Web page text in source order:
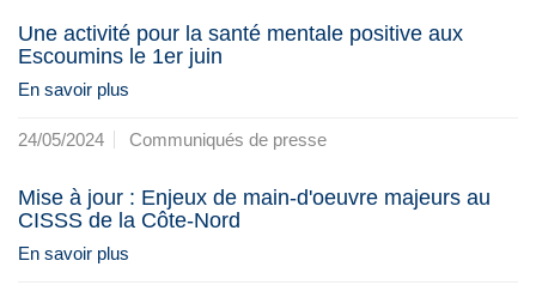
Une activité pour la santé mentale positive aux
Escoumins le 1er juin
En savoir plus
24/05/2024 Communiqués de presse
Mise à jour : Enjeux de main-d'oeuvre majeurs au
CISSS de la Côte-Nord
En savoir plus